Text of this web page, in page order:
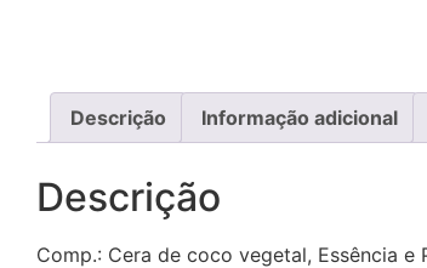
Descrição Informação adicional
Descrição
Comp.: Cera de coco vegetal, Essência e